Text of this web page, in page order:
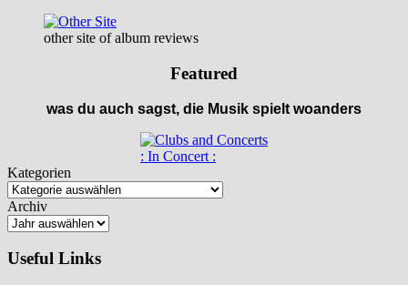
other site of album reviews
Featured
was du auch sagst, die Musik spielt woanders
: In Concert :
Kategorien
Archiv
Useful Links